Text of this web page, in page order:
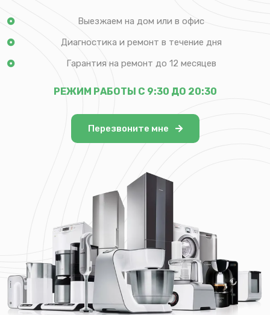
Выезжаем на дом или в офис
Диагностика и ремонт в течение дня
Гарантия на ремонт до 12 месяцев
РЕЖИМ РАБОТЫ С 9:30 ДО 20:30
Перезвоните мне